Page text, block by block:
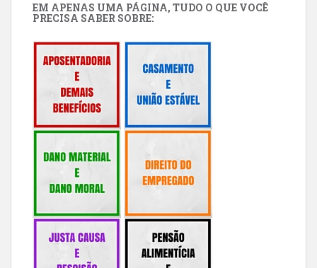
EM APENAS UMA PÁGINA, TUDO O QUE VOCÊ
PRECISA SABER SOBRE: